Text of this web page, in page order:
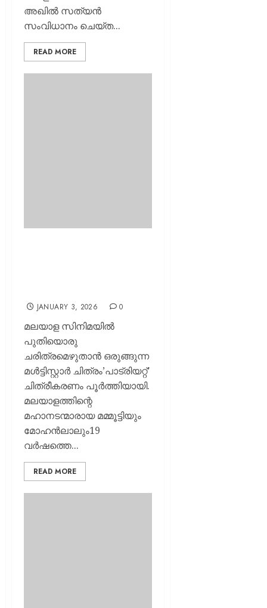
അഖിൽ സത്യൻ
സംവിധാനം ചെയ്ത...
READ MORE
JANUARY 3, 2026 0
മലയാള സിനിമയിൽ
പുതിയൊരു
ചരിത്രമെഴുതാൻ ഒരുങ്ങുന്ന
മൾട്ടിസ്റ്റാർ ചിത്രം’പാട്രിയറ്റ്’
ചിത്രീകരണം പൂർത്തിയായി.
മലയാളത്തിന്റെ
മഹാനടന്മാരായ മമ്മൂട്ടിയും
മോഹൻലാലും19
വർഷത്തെ...
READ MORE